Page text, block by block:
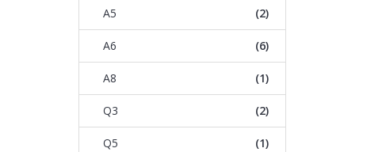
A5 (2)
A6 (6)
A8 (1)
Q3 (2)
Q5 (1)